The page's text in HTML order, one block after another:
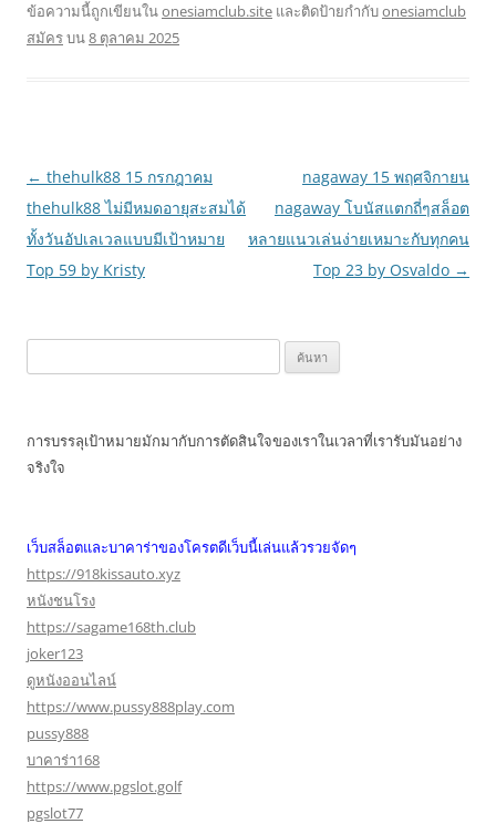
ข้อความนี้ถูกเขียนในonesiamclub.site และติดป้ายกำกับonesiamclub
สมัครบน8 ตุลาคม 2025
เมนู
นำทาง
เรื่อง
← thehulk88 15 กรกฎาคม
thehulk88 ไม่มีหมดอายุสะสมได้
ทั้งวันอัปเลเวลแบบมีเป้าหมาย
Top 59 by Kristy
nagaway 15 พฤศจิกายน
nagaway โบนัสแตกถี่ๆสล็อต
หลายแนวเล่นง่ายเหมาะกับทุกคน
Top 23 by Osvaldo →
สำหรับ:
การบรรลุเป้าหมายมักมากับการตัดสินใจของเราในเวลาที่เรารับมันอย่าง
จริงใจ
เว็บสล็อตและบาคาร่าของโครตดีเว็บนี้เล่นแล้วรวยจัดๆ
https://918kissauto.xyz
หนังชนโรง
https://sagame168th.club
joker123
ดูหนังออนไลน์
https://www.pussy888play.com
pussy888
บาคาร่า168
https://www.pgslot.golf
pgslot77